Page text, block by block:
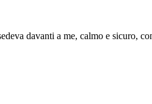
davanti a me, calmo e sicuro,